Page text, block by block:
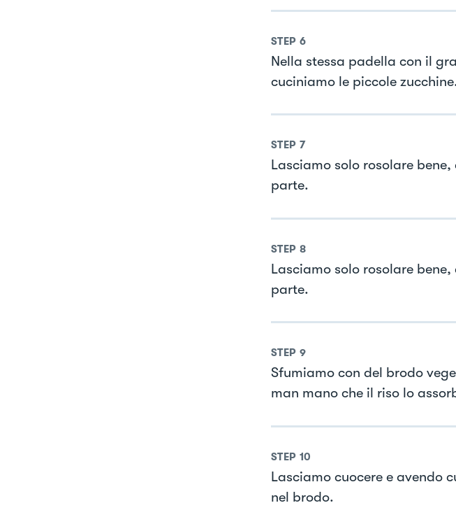
STEP 6
Nella stessa padella con il
cuciniamo le piccole
STEP 7
Lasciamo solo rosolare
parte.
STEP 8
Lasciamo solo rosolare
parte.
STEP 9
Sfumiamo con del brodo
man mano che il riso lo
STEP 10
Lasciamo cuocere e avendo
nel brodo.